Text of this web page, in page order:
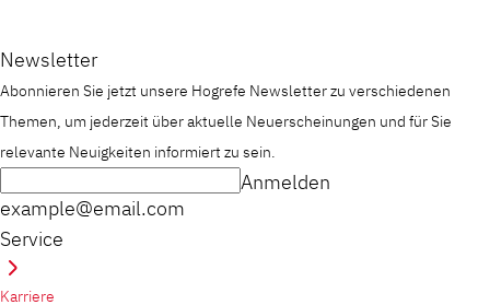
Newsletter
Abonnieren Sie jetzt unsere Hogrefe Newsletter zu verschiedenen
Themen, um jederzeit über aktuelle Neuerscheinungen und für Sie
relevante Neuigkeiten informiert zu sein.
example@email.com
Anmelden
Service
Karriere